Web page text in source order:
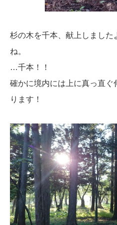
杉の木を千本、献上しました
ね。
…千本！！
確かに境内には上に真っ直ぐ
ります！